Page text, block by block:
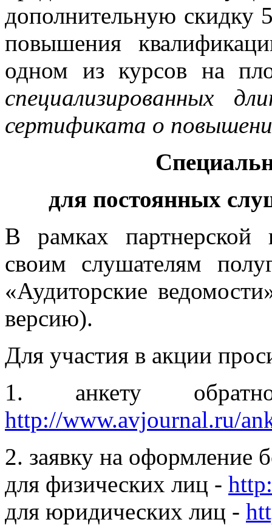
дополнительную скидку
повышения
одном из курсов на
специализированных
сертификата о
для постоянных
В рамках
своим слушателям
«Аудиторские
версию).
Для участия в акции
1. анкету
http://www.avjournal.ru/
2. заявку на оформление
для физических лиц -
для юридических лиц -